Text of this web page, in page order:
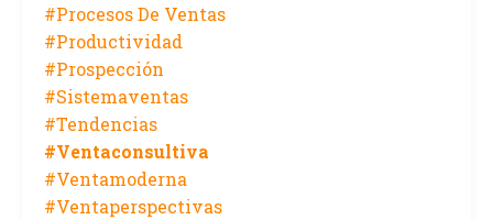
#procesos De Ventas
#productividad
#prospección
#sistemaventas
#tendencias
#ventaconsultiva
#ventamoderna
#ventaperspectivas